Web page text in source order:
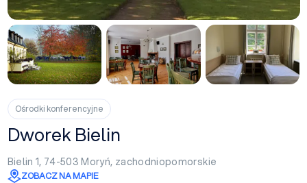
Ośrodki konferencyjne
Dworek Bielin
Bielin 1, 74-503Moryń, zachodniopomorskie
ZOBACZ NA MAPIE